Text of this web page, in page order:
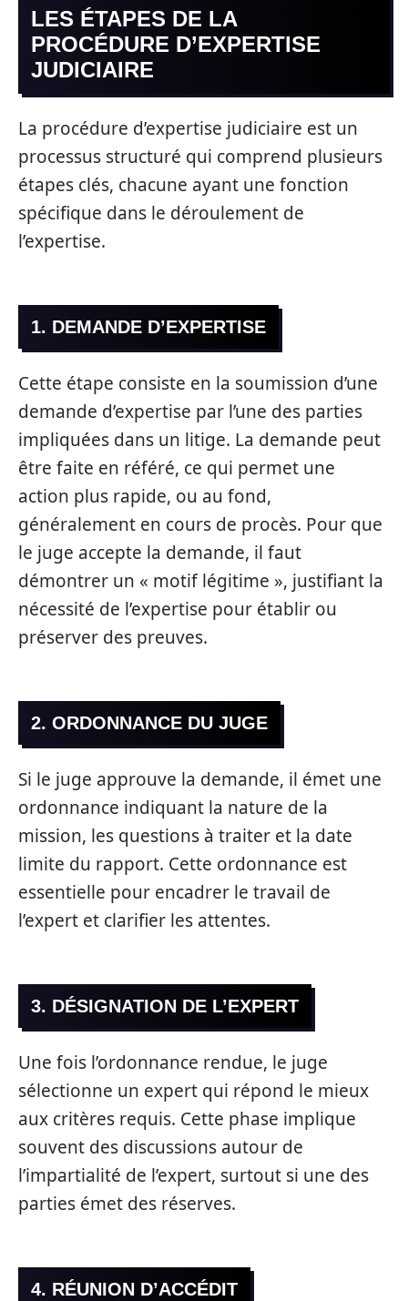
LES ÉTAPES DE LA
PROCÉDURE D’EXPERTISE
JUDICIAIRE
La procédure d’expertise judiciaire est un
processus structuré qui comprend plusieurs
étapes clés, chacune ayant une fonction
spécifique dans le déroulement de
l’expertise.
1. DEMANDE D’EXPERTISE
Cette étape consiste en la soumission d’une
demande d’expertise par l’une des parties
impliquées dans un litige. La demande peut
être faite en référé, ce qui permet une
action plus rapide, ou au fond,
généralement en cours de procès. Pour que
le juge accepte la demande, il faut
démontrer un « motif légitime », justifiant la
nécessité de l’expertise pour établir ou
préserver des preuves.
2. ORDONNANCE DU JUGE
Si le juge approuve la demande, il émet une
ordonnance indiquant la nature de la
mission, les questions à traiter et la date
limite du rapport. Cette ordonnance est
essentielle pour encadrer le travail de
l’expert et clarifier les attentes.
3. DÉSIGNATION DE L’EXPERT
Une fois l’ordonnance rendue, le juge
sélectionne un expert qui répond le mieux
aux critères requis. Cette phase implique
souvent des discussions autour de
l’impartialité de l’expert, surtout si une des
parties émet des réserves.
4. RÉUNION D’ACCÉDIT